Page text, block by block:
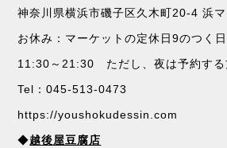
神奈川県横浜市磯子区久木町20-4 浜
お休み：マーケットの定休日9のつく
11:30～21:30 ただし、夜は予約する
Tel：045-513-0473
https://youshokudessin.com
◆越後屋豆腐店